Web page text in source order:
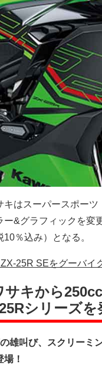
キはスーパースポーツ
ー&グラフィックを変
10％込み）となる。
25R SEをグーバイ
サキから
シリーズを
雄叫び、スクリーミ
場！